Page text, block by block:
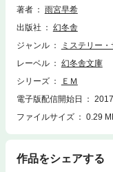
名乗る正体不明のストー
著者
雨宮早希
出版社
幻冬舎
ジャンル
ミステリー
レーベル
幻冬舎文庫
シリーズ
ＥＭ
電子版配信開始日
ファイルサイズ
0.29
作品をシェアする